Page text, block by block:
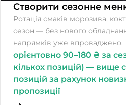
Створити сезонне
Ротація смаків морозива,
сезон — без нового
напрямків уже впроваджено.
орієнтовно 90–180 ₴ за
кількох позицій) — вище
позицій за рахунок
пропозиції